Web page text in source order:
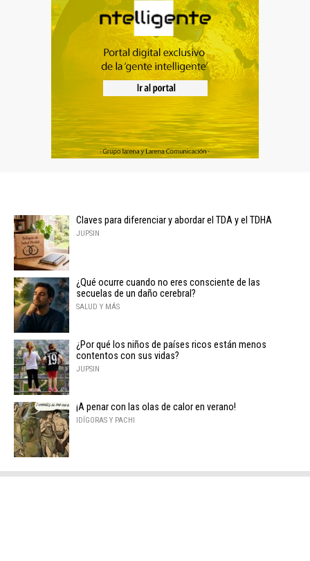
Claves para diferenciar y abordar el TDA y el TDHA
JUPSIN
¿Qué ocurre cuando no eres consciente de las
secuelas de un daño cerebral?
SALUD Y MÁS
¿Por qué los niños de países ricos están menos
contentos con sus vidas?
JUPSIN
¡A penar con las olas de calor en verano!
IDÍGORAS Y PACHI